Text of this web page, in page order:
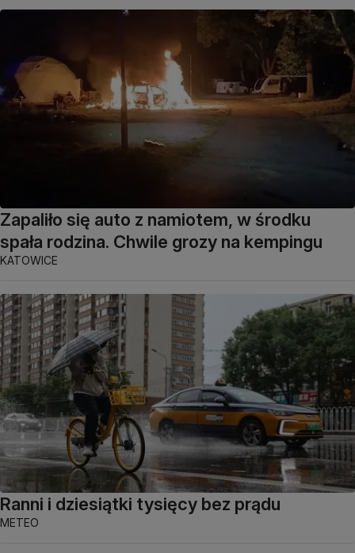
Zapaliło się auto z namiotem, w środku
spała rodzina. Chwile grozy na kempingu
KATOWICE
Ranni i dziesiątki tysięcy bez prądu
METEO